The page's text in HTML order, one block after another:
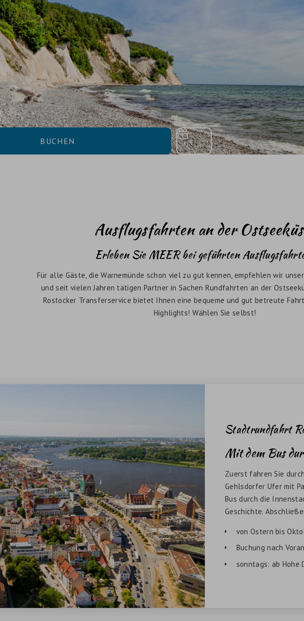
Gutschein
Ausflugsfahrten an der
Erleben Sie MEER bei geführten
Für alle Gäste, die Warnemünde schon viel zu gut kennen, empfehlen wir
und seit vielen Jahren tätigen Partner in Sachen Rundfahrten an der
Rostocker Transferservice bietet Ihnen eine bequeme und gut betreute
Highlights! Wählen Sie selbst!
Stadtrundfahrt
Mit dem Bus
Zuerst fahren Sie
Gehlsdorfer Ufer mit
Bus durch die
Geschichte.
von Ostern bis
Buchung nach
sonntags: ab Hohe